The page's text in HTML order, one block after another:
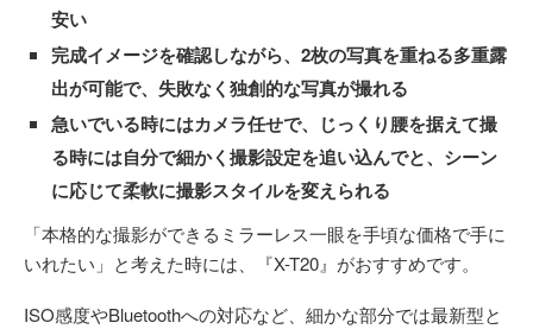
安い
完成イメージを確認しながら、2枚の写真を重ねる多重露
出が可能で、失敗なく独創的な写真が撮れる
急いでいる時にはカメラ任せで、じっくり腰を据えて撮
る時には自分で細かく撮影設定を追い込んでと、シーン
に応じて柔軟に撮影スタイルを変えられる
「本格的な撮影ができるミラーレス一眼を手頃な価格で手に
いれたい」と考えた時には、『X-T20』がおすすめです。
ISO感度やBluetoothへの対応など、細かな部分では最新型と